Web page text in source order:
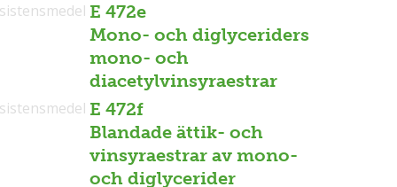
E 472e
Mono- och diglyceriders
mono- och
diacetylvinsyraestrar
E 472f
Blandade ättik- och
vinsyraestrar av mono-
och diglycerider